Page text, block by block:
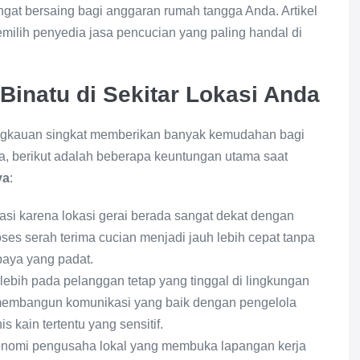
bersaing bagi anggaran rumah tangga Anda. Artikel
penyedia jasa pencucian yang paling handal di
di Sekitar Lokasi Anda
singkat memberikan banyak kemudahan bagi
berikut adalah beberapa keuntungan utama saat
:
karena lokasi gerai berada sangat dekat dengan
serah terima cucian menjadi jauh lebih cepat tanpa
yang padat.
pada pelanggan tetap yang tinggal di lingkungan
komunikasi yang baik dengan pengelola
kain tertentu yang sensitif.
pengusaha lokal yang membuka lapangan kerja